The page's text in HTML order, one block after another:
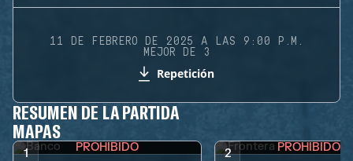
11 DE FEBRERO DE 2025 A LAS 9:00 P.M.
MEJOR DE 3
Repetición
RESUMEN DE LA PARTIDA
MAPAS
1 PROHIBIDO 2 PROHIBIDO